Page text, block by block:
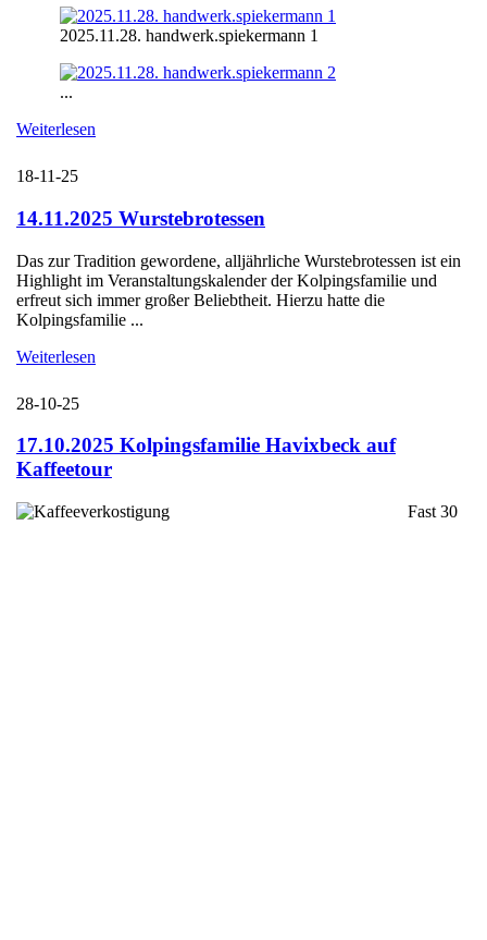
2025.11.28. handwerk.spiekermann 1
...
Weiterlesen
18-11-25
14.11.2025 Wurstebrotessen
Das zur Tradition gewordene, alljährliche Wurstebrotessen ist ein
Highlight im Veranstaltungskalender der Kolpingsfamilie und
erfreut sich immer großer Beliebtheit. Hierzu hatte die
Kolpingsfamilie ...
Weiterlesen
28-10-25
17.10.2025 Kolpingsfamilie Havixbeck auf
Kaffeetour
Fast 30